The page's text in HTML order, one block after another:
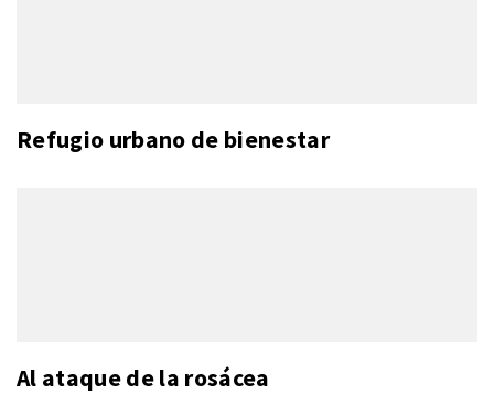
Refugio urbano de bienestar
Al ataque de la rosácea